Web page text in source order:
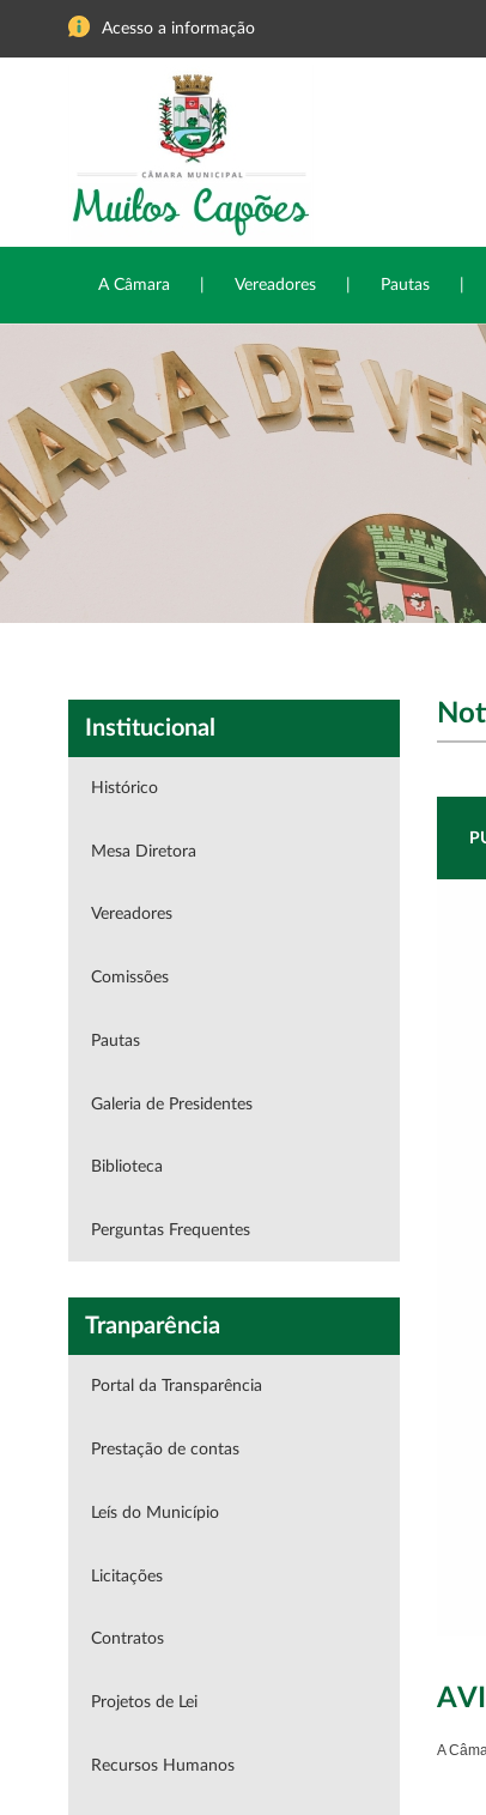
Acesso a informação
A Câmara Vereadores Pautas
Institucional
Histórico
Mesa Diretora
Vereadores
Comissões
Pautas
Galeria de Presidentes
Biblioteca
Perguntas Frequentes
Tranparência
Portal da Transparência
Prestação de contas
Leís do Município
Licitações
Contratos
Projetos de Lei
Recursos Humanos
A